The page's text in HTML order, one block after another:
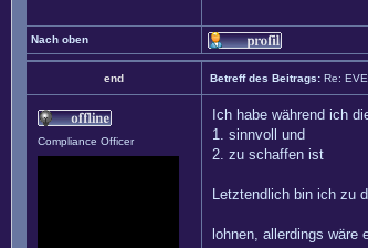
Nach oben
end Betreff des Beitrags: Re:
Compliance Officer
Ich habe während ich
1. sinnvoll und
2. zu schaffen ist
Letztendlich bin ich zu
lohnen, allerdings